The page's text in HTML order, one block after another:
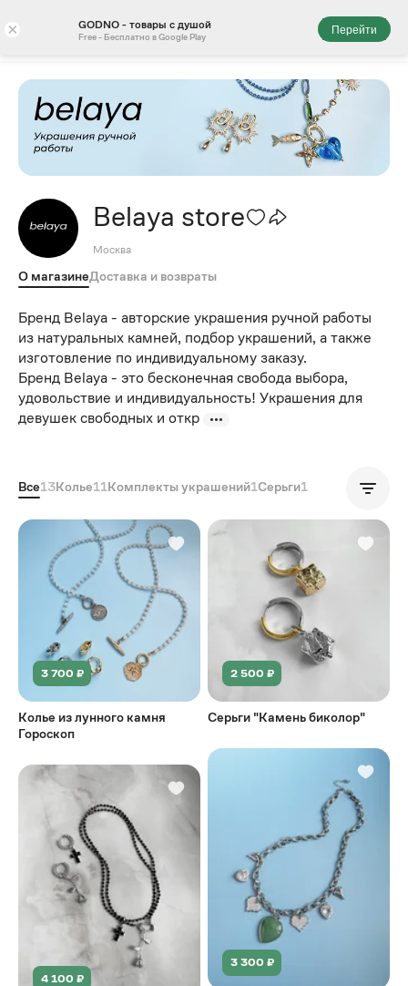
× GODNO - товары с душой
Free - Бесплатно в Google Play
Перейти
Belaya store
Москва
О магазинеДоставка и возвраты
Бренд Belaya - авторские украшения ручной работы
из натуральных камней, подбор украшений, а также
изготовление по индивидуальному заказу.
Бренд Belaya - это бесконечная свобода выбора,
удовольствие и индивидуальность! Украшения для
девушек свободных и откр
Все13Колье11Комплекты украшений1Серьги1 Популярные
3 700 ₽
Колье из лунного камня
Гороскоп
4 100 ₽
2 500 ₽
Серьги "Камень биколор"
3 300 ₽